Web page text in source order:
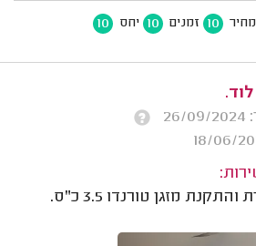
מחיר 10 זמנים 10 יחס 10
מזגן טורנדו 3.5 כ"ס.